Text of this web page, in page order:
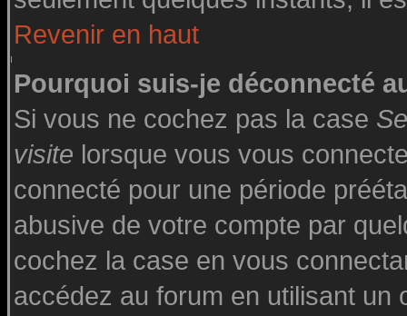
Revenir en haut
Pourquoi suis-je déconnecté
Si vous ne cochez pas la case
visite lorsque vous vous
connecté pour une période
abusive de votre compte par
cochez la case en vous
accédez au forum en utilisant un